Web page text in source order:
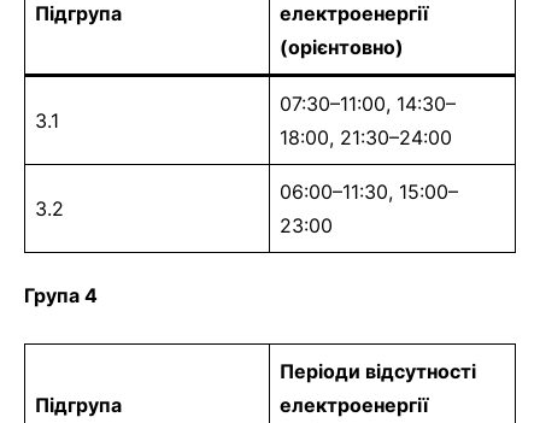
Підгрупа
електроенергії
(орієнтовно)
3.1
07:30–11:00, 14:30–
18:00, 21:30–24:00
3.2
06:00–11:30, 15:00–
23:00
Група 4
Підгрупа
Періоди відсутності
електроенергії